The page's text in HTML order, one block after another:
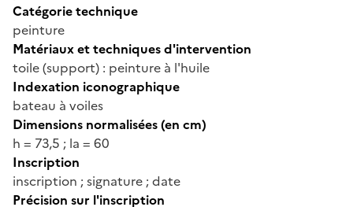
Catégorie technique
peinture
Matériaux et techniques d'intervention
toile (support) : peinture à l'huile
Indexation iconographique
bateau à voiles
Dimensions normalisées (en cm)
h = 73,5 ; la = 60
Inscription
inscription ; signature ; date
Précision sur l'inscription